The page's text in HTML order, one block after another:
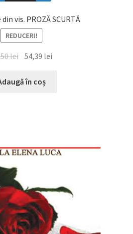
vis. PROZĂ SCURTĂ
REDUCERI!
lei Prețul
a
54,39 lei
în coș